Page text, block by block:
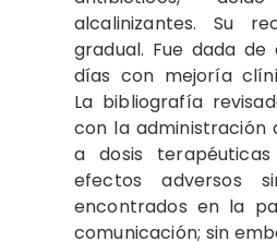
alcalinizantes. Su
gradual. Fue dada
días con mejoría
La bibliografía
con la administración
a dosis
efectos adversos
encontrados en la
comunicación; sin